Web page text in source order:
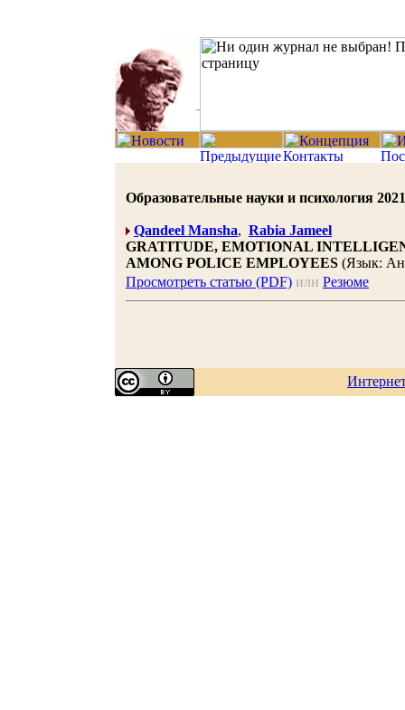
Образовательные науки и психология
Qandeel Mansha, Rabia Jameel
GRATITUDE, EMOTIONAL
AMONG POLICE EMPLOYEES (Язык:
Просмотреть статью (PDF) или Резюме